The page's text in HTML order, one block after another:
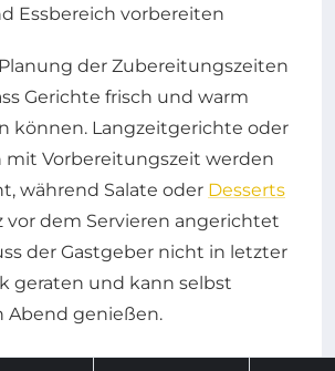
Essbereich vorbereiten
der Zubereitungszeiten
Gerichte frisch und warm
können. Langzeitgerichte oder
Vorbereitungszeit werden
während Salate oder Desserts
vor dem Servieren angerichtet
der Gastgeber nicht in letzter
geraten und kann selbst
Abend genießen.